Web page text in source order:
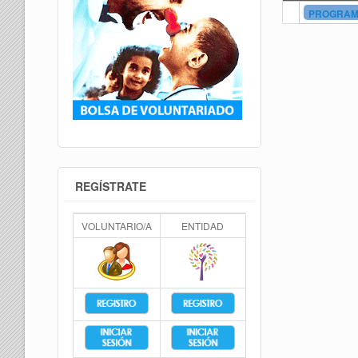
REGÍSTRATE
VOLUNTARIO/A ENTIDAD